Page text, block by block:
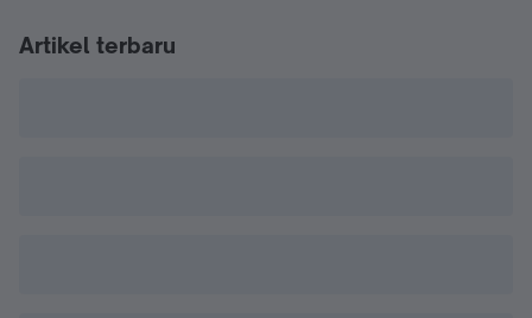
Artikel terbaru